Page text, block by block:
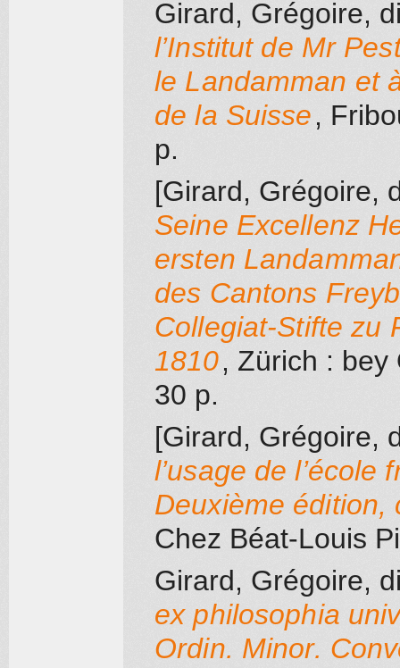
Girard, Grégoire,
l’Institut de Mr
le Landamman et
de la Suisse,
p.
[Girard, Grégoire,
Seine Excellenz
ersten
des Cantons
Collegiat-Stifte zu
1810, Zürich : bey
30 p.
[Girard, Grégoire,
l’usage de
Deuxième édition,
Chez Béat-Louis
Girard, Grégoire,
ex philosophia
Ordin. Minor.